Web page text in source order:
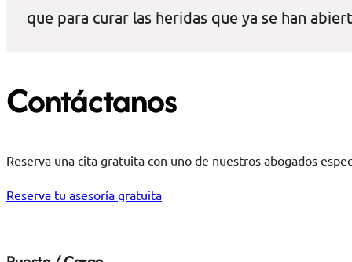
que para curar las heridas que ya se han
Contáctanos
Reserva una cita gratuita con uno de nuestros abogados
Reserva tu asesoría gratuita